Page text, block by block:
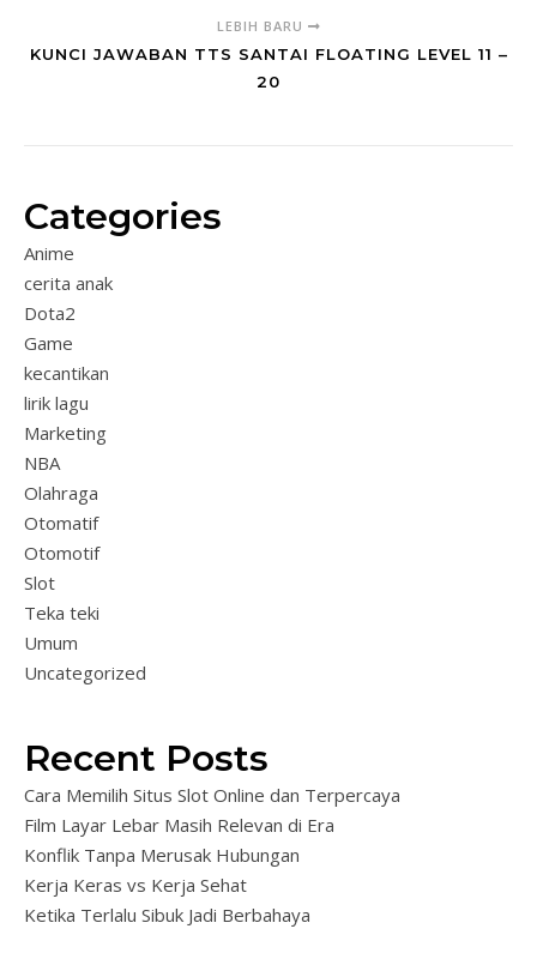
LEBIH BARU
KUNCI JAWABAN TTS SANTAI FLOATING LEVEL 11 –
20
Categories
Anime
cerita anak
Dota2
Game
kecantikan
lirik lagu
Marketing
NBA
Olahraga
Otomatif
Otomotif
Slot
Teka teki
Umum
Uncategorized
Recent Posts
Cara Memilih Situs Slot Online dan Terpercaya
Film Layar Lebar Masih Relevan di Era
Konflik Tanpa Merusak Hubungan
Kerja Keras vs Kerja Sehat
Ketika Terlalu Sibuk Jadi Berbahaya